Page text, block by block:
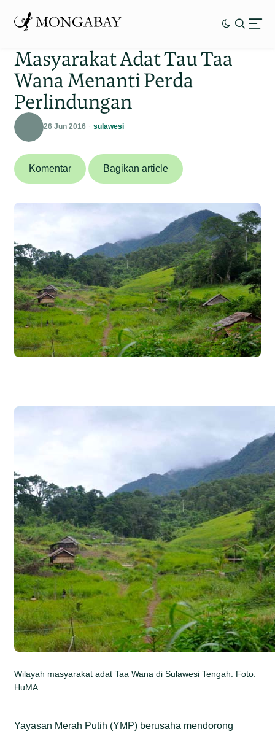
Masyarakat Adat Tau Taa
Wana Menanti Perda
Perlindungan
26 Jun 2016 sulawesi
Komentar Bagikan article
Wilayah masyarakat adat Taa Wana di Sulawesi Tengah. Foto:
HuMA
Yayasan Merah Putih (YMP) berusaha mendorong